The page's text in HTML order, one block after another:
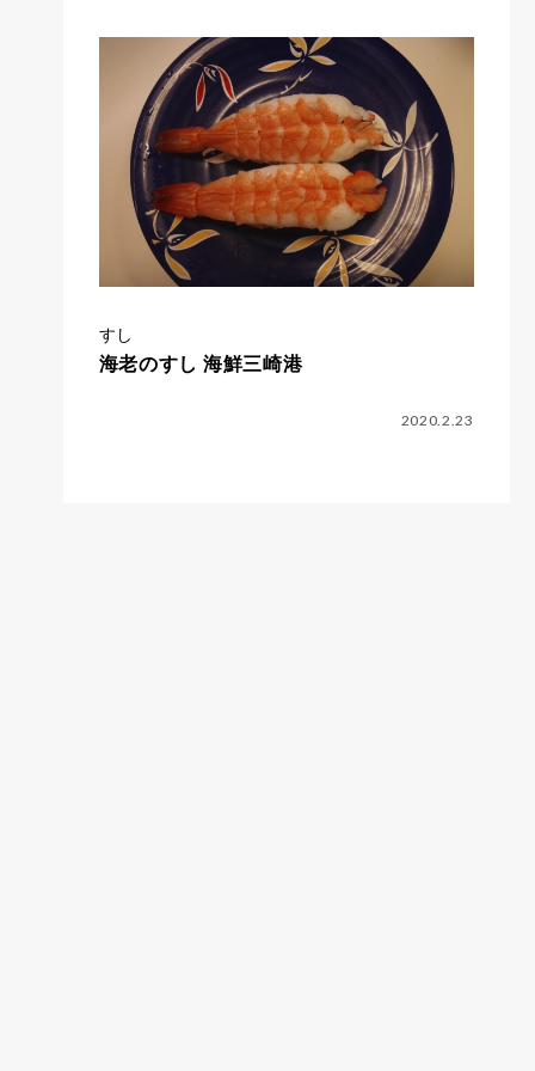
すし
海老のすし 海鮮三崎港
2020.2.23